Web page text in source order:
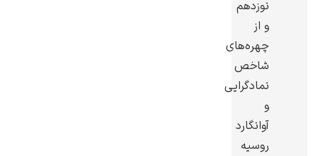
گوستاو کلیمت
نوزدهم
و از
چهره‌های
شاخص
نمادگرایی
و
آوانگارد
روسیه